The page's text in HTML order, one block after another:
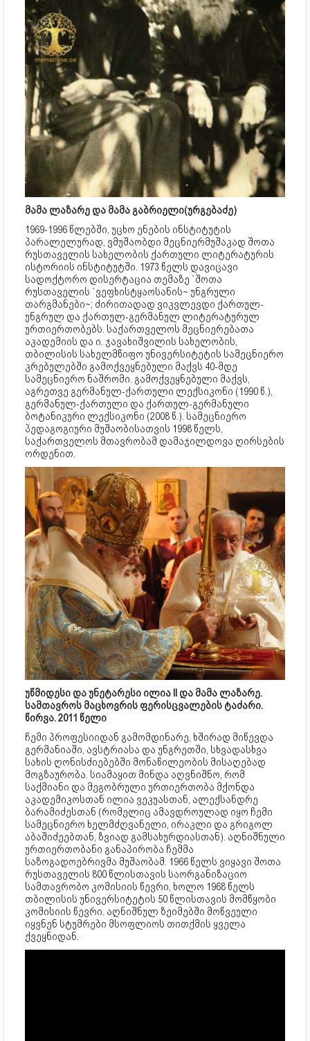
მამა ლაზარე და მამა გაბრიელი(ურგებაძე)
1969-1996 წლებში, უცხო ენების ინსტიტუტის
პარალელურად, ვმუშაობდი მეცნიერმუშაკად შოთა
რუსთაველის სახელობის ქართული ლიტერატურის
ისტორიის ინსტიტუტში. 1973 წელს დავიცავი
სადოქტორო დისერტაცია თემაზე `შოთა
რუსთაველის `ვეფხისტყაოსანის~ უნგრული
თარგმანები~; ძირითადად ვიკვლევდი ქართულ-
უნგრულ და ქართულ-გერმანულ ლიტერატურულ
ურთიერთობებს. საქართველოს მეცნიერებათა
აკადემიის და ი. ჯავახიშვილის სახელობის,
თბილისის სახელმწიფო უნივერსიტეტის სამეცნიერო
კრებულებში გამოქვეყნებული მაქვს 40-მდე
სამეცნიერო ნაშრომი. გამოქვეყნებული მაქვს,
აგრეთვე გერმანულ-ქართული ლექსიკონი (1990 წ.),
გერმანულ-ქართული და ქართულ-გერმანული
ბოტანიკური ლექსიკონი (2008 წ.). სამეცნიერო
პედაგოგიური მუშაობისათვის 1998 წელს,
საქართველოს მთავრობამ დამაჯილდოვა ღირსების
ორდენით.
უწმიდესი და უნეტარესი ილია II და მამა ლაზარე.
სამთავროს მაცხოვრის ფერისცვალების ტაძარი.
წირვა. 2011 წელი
ჩემი პროფესიიდან გამომდინარე, ხშირად მიწევდა
გერმანიაში, ავსტრიასა და უნგრეთში, სხვადასხვა
სახის ღონისძიებებში მონაწილეობის მისაღებად
მოგზაურობა. სიამაყით მინდა აღვნიშნო, რომ
საქმიანი და მეგობრული ურთიერთობა მქონდა
აკადემიკოსთან ილია ვეკუასთან, ალექსანდრე
ბარამიძესთან (რომელიც ამავდროულად იყო ჩემი
სამეცნიერო ხელმძღვანელი, ირაკლი და გრიგოლ
აბაშიძეებთან, ზვიად გამსახურდიასთან). აღნიშნული
ურთიერთობანი განაპირობა ჩემმა
საზოგადოებრივმა მუშაობამ. 1966 წელს ვიყავი შოთა
რუსთაველის 800 წლისთავის საორგანიზაციო
სამთავრობო კომისიის წევრი, ხოლო 1968 წელს
თბილისის უნივერსიტეტის 50 წლისთავის მომწყობი
კომისიის წევრი. აღნიშნულ ზეიმებში მოწვეული
იყვნენ სტუმრები მსოფლიოს თითქმის ყველა
ქვეყნიდან.